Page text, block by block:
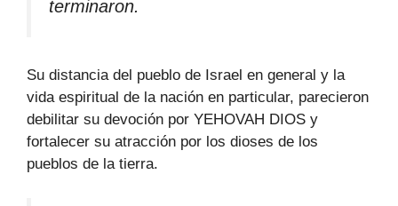
terminaron.
Su distancia del pueblo de Israel en general y la
vida espiritual de la nación en particular, parecieron
debilitar su devoción por YEHOVAH DIOS y
fortalecer su atracción por los dioses de los
pueblos de la tierra.